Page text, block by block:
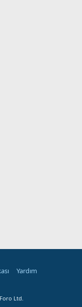
Yardım
Ltd.